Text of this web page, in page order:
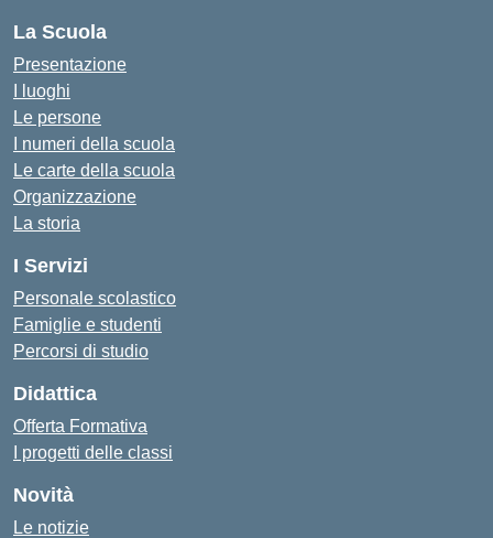
La Scuola
Presentazione
I luoghi
Le persone
I numeri della scuola
Le carte della scuola
Organizzazione
La storia
I Servizi
Personale scolastico
Famiglie e studenti
Percorsi di studio
Didattica
Offerta Formativa
I progetti delle classi
Novità
Le notizie